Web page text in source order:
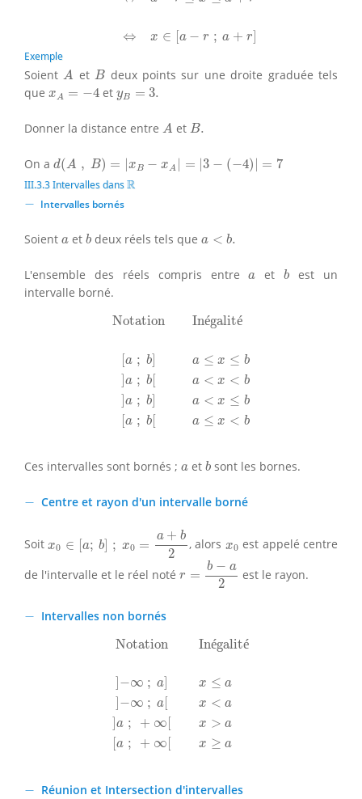
⇔ x ∈ [a − r ; a + r]
Exemple
SoientA
A etB
B deux points sur une droite graduée tels
que xA = −4
x etyB = 3.
y =3.
Donner la distance entre A
A et B.
B.
On a d(A , B) = xB − xA = |3 − (−4) = 7
d( A )=| −x =| 3 4) 7
III.3.3 Intervalles dansR
R
−
− Intervalles bornés
Soient a
a et b
b deux réels tels que a < b.
a b .
L'ensemble des réels compris entrea
a etb
b est un
intervalle borné.
Notation Inégalité
[a ; b] a ≤ x ≤ b
]a ; b[ a < x < b
]a ; b] a < x ≤ b
[a ; b[ a ≤ x < b
Notation Inégalité [a; b
Ces intervalles sont bornés ; a
a et b
b sont les bornes.
−
− Centre et rayon d'un intervalle borné
Soitx0 ∈ [a; b] ; x0 =
a + b
2
b2
, alors x0
x0 est appelé centre
de l'intervalle et le réel noté r =
b − a
2
−a
est le rayon.
−
− Intervalles non bornés
Notation Inégalité
−∞ ; a x ≤ a
−∞ ; a x < a
a ; + ∞ x > a
a ; + ∞ x ≥ a
Notation Inégalité −∞ a
−
− Réunion et Intersection d'intervalles